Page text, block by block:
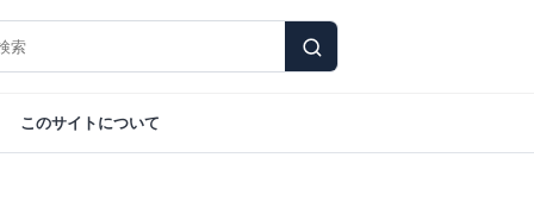
このサイトについて